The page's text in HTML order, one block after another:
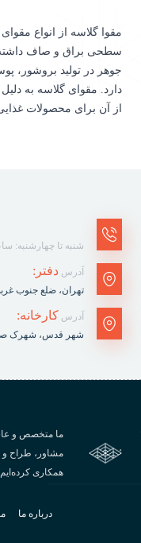
مقوا گلاسه از انواع
سطحی براق و صاف داشته
جوهر در تولید بروشور،
دارد. مقوای گلاسه به
از آن برای محصولات
شنبه تا چهارشنبه: ساعت ۹ تا ۱۷، پنج شنبه:
آدرس دفتر:
تهران، ضلع جنوب غربی
آدرس کارخانه:
شهر قدس، شهرک
مشاور، طراح و
همکاری
درباره ما